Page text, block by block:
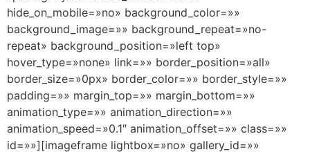
hide_on_mobile=»no» background_color=»»
background_image=»» background_repeat=»no-
repeat» background_position=»left top»
hover_type=»none» link=»» border_position=»all»
border_size=»0px» border_color=»» border_style=»»
padding=»» margin_top=»» margin_bottom=»»
animation_type=»» animation_direction=»»
animation_speed=»0.1″ animation_offset=»» class=»»
id=»»][imageframe lightbox=»no» gallery_id=»»